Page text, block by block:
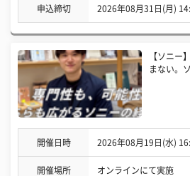
申込締切 2026年08月31日(月)
【ソニー
まない。
開催日時 2026年08月19日(水)
開催場所 オンラインにて実施